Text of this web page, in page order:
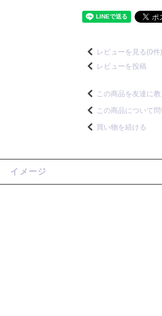
レビューを見る(0件)
レビューを投稿
この商品を友達に教
この商品について
買い物を続ける
イメージ